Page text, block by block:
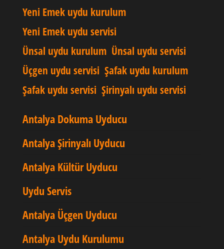
Yeni Emek uydu kurulum
Yeni Emek uydu servisi
Ünsal uydu kurulum Ünsal uydu servisi
Üçgen uydu servisi Şafak uydu kurulum
Şafak uydu servisi Şirinyalı uydu servisi
Antalya Dokuma Uyducu
Antalya Şirinyalı Uyducu
Antalya Kültür Uyducu
Uydu Servis
Antalya Üçgen Uyducu
Antalya Uydu Kurulumu